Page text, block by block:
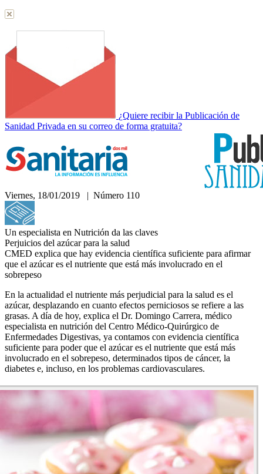
¿Quiere recibir la Publicación de
Sanidad Privada en su correo de forma gratuita?
Viernes, 18/01/2019 | Número 110
Un especialista en Nutrición da las claves
Perjuicios del azúcar para la salud
CMED explica que hay evidencia científica suficiente para afirmar
que el azúcar es el nutriente que está más involucrado en el
sobrepeso
En la actualidad el nutriente más perjudicial para la salud es el
azúcar, desplazando en cuanto efectos perniciosos se refiere a las
grasas. A día de hoy, explica el Dr. Domingo Carrera, médico
especialista en nutrición del Centro Médico-Quirúrgico de
Enfermedades Digestivas, ya contamos con evidencia científica
suficiente para poder que el azúcar es el nutriente que está más
involucrado en el sobrepeso, determinados tipos de cáncer, la
diabetes e, incluso, en los problemas cardiovasculares.